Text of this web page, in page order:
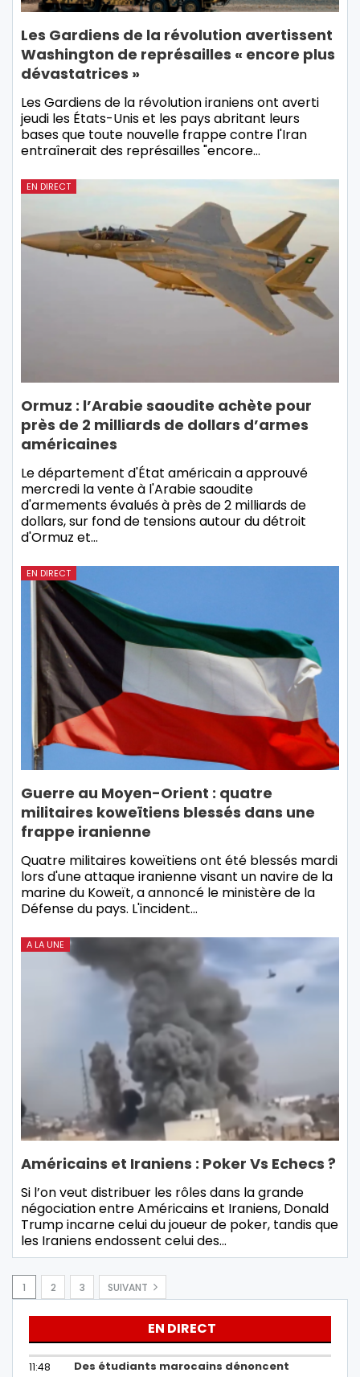
Les Gardiens de la révolution avertissent
Washington de représailles « encore plus
dévastatrices »
Les Gardiens de la révolution iraniens ont averti
jeudi les États-Unis et les pays abritant leurs
bases que toute nouvelle frappe contre l'Iran
entraînerait des représailles "encore…
EN DIRECT
Ormuz : l’Arabie saoudite achète pour
près de 2 milliards de dollars d’armes
américaines
Le département d'État américain a approuvé
mercredi la vente à l'Arabie saoudite
d'armements évalués à près de 2 milliards de
dollars, sur fond de tensions autour du détroit
d'Ormuz et…
EN DIRECT
Guerre au Moyen-Orient : quatre
militaires koweïtiens blessés dans une
frappe iranienne
Quatre militaires koweïtiens ont été blessés mardi
lors d'une attaque iranienne visant un navire de la
marine du Koweït, a annoncé le ministère de la
Défense du pays. L'incident…
A LA UNE
Américains et Iraniens : Poker Vs Echecs ?
Si l’on veut distribuer les rôles dans la grande
négociation entre Américains et Iraniens, Donald
Trump incarne celui du joueur de poker, tandis que
les Iraniens endossent celui des…
1 2 3 SUIVANT
EN DIRECT
11:48
Des étudiants marocains dénoncent